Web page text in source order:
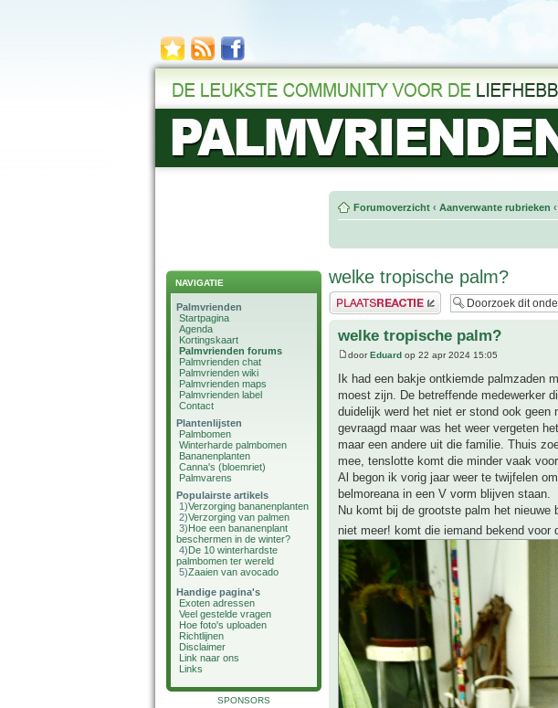
NAVIGATIE
Palmvrienden
Startpagina
Agenda
Kortingskaart
Palmvrienden forums
Palmvrienden chat
Palmvrienden wiki
Palmvrienden maps
Palmvrienden label
Contact
Plantenlijsten
Palmbomen
Winterharde palmbomen
Bananenplanten
Canna's (bloemriet)
Palmvarens
Populairste artikels
1)Verzorging bananenplanten
2)Verzorging van palmen
3)Hoe een bananenplant
beschermen in de winter?
4)De 10 winterhardste
palmbomen ter wereld
5)Zaaien van avocado
Handige pagina's
Exoten adressen
Veel gestelde vragen
Hoe foto's uploaden
Richtlijnen
Disclaimer
Link naar ons
Links
SPONSORS
Forumoverzicht ‹ Aanverwante rubrieken ‹
welke tropische palm?
Plaats een reactie
welke tropische palm?
doorEduard op 22 apr 2024 15:05
Ik had een bakje ontkiemde palmzaden
moest zijn. De betreffende medewerker
duidelijk werd het niet er stond ook
gevraagd maar was het weer vergeten
maar een andere uit die familie. Thuis
mee, tenslotte komt die minder vaak
Al begon ik vorig jaar weer te twijfelen
belmoreana in een V vorm blijven staan.
Nu komt bij de grootste palm het
niet meer! komt die iemand bekend voor